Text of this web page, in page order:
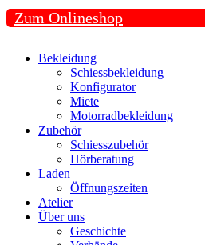
Zum Onlineshop
Bekleidung
Schiessbekleidung
Konfigurator
Miete
Motorradbekleidung
Zubehör
Schiesszubehör
Hörberatung
Laden
Öffnungszeiten
Atelier
Über uns
Geschichte